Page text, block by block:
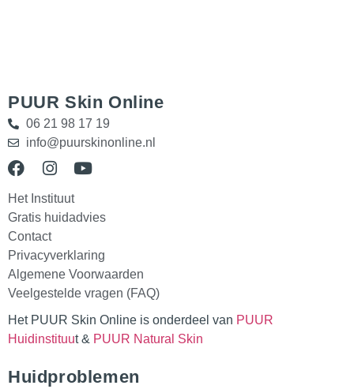
PUUR Skin Online
06 21 98 17 19
info@puurskinonline.nl
Het Instituut
Gratis huidadvies
Contact
Privacyverklaring
Algemene Voorwaarden
Veelgestelde vragen (FAQ)
Het PUUR Skin Online is onderdeel van PUUR
Huidinstituut & PUUR Natural Skin
Huidproblemen